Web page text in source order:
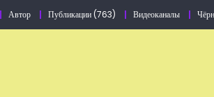
Автор Публикации (763) Видеоканалы